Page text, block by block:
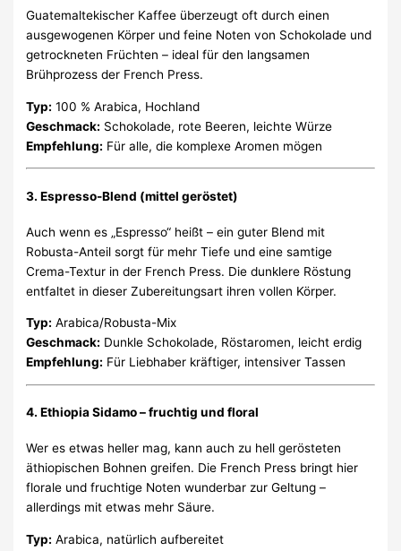
Guatemaltekischer Kaffee überzeugt oft durch einen
ausgewogenen Körper und feine Noten von Schokolade und
getrockneten Früchten – ideal für den langsamen
Brühprozess der French Press.
Typ: 100 % Arabica, Hochland
Geschmack: Schokolade, rote Beeren, leichte Würze
Empfehlung: Für alle, die komplexe Aromen mögen
3. Espresso-Blend (mittel geröstet)
Auch wenn es „Espresso“ heißt – ein guter Blend mit
Robusta-Anteil sorgt für mehr Tiefe und eine samtige
Crema-Textur in der French Press. Die dunklere Röstung
entfaltet in dieser Zubereitungsart ihren vollen Körper.
Typ: Arabica/Robusta-Mix
Geschmack: Dunkle Schokolade, Röstaromen, leicht erdig
Empfehlung: Für Liebhaber kräftiger, intensiver Tassen
4. Ethiopia Sidamo – fruchtig und floral
Wer es etwas heller mag, kann auch zu hell gerösteten
äthiopischen Bohnen greifen. Die French Press bringt hier
florale und fruchtige Noten wunderbar zur Geltung –
allerdings mit etwas mehr Säure.
Typ: Arabica, natürlich aufbereitet